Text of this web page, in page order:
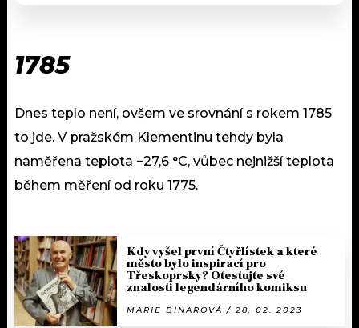
1785
Dnes teplo není, ovšem ve srovnání s rokem 1785
to jde. V pražském Klementinu tehdy byla
naměřena teplota −27,6 °C, vůbec nejnižší teplota
během měření od roku 1775.
Kdy vyšel první Čtyřlístek a které
město bylo inspirací pro
Třeskoprsky? Otestujte své
znalosti legendárního komiksu
MARIE BINAROVÁ / 28. 02. 2023